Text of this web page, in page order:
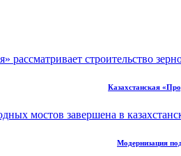
Казахстанская
Модернизация